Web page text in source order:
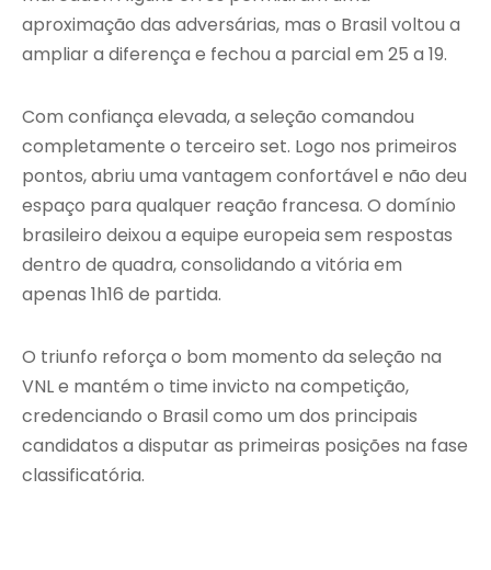
aproximação das adversárias, mas o Brasil voltou a
ampliar a diferença e fechou a parcial em 25 a 19.
Com confiança elevada, a seleção comandou
completamente o terceiro set. Logo nos primeiros
pontos, abriu uma vantagem confortável e não deu
espaço para qualquer reação francesa. O domínio
brasileiro deixou a equipe europeia sem respostas
dentro de quadra, consolidando a vitória em
apenas 1h16 de partida.
O triunfo reforça o bom momento da seleção na
VNL e mantém o time invicto na competição,
credenciando o Brasil como um dos principais
candidatos a disputar as primeiras posições na fase
classificatória.